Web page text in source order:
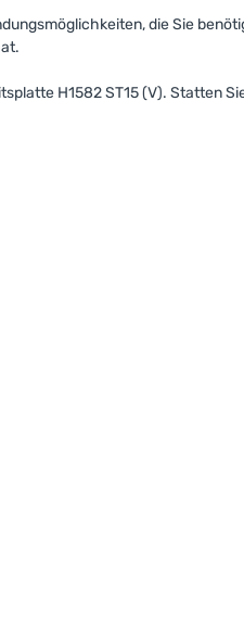
die Sie
H1582 ST15 (V). Statten